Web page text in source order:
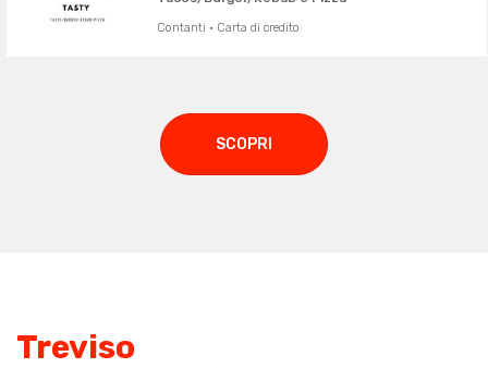
Contanti · Carta di credito
SCOPRI
Treviso